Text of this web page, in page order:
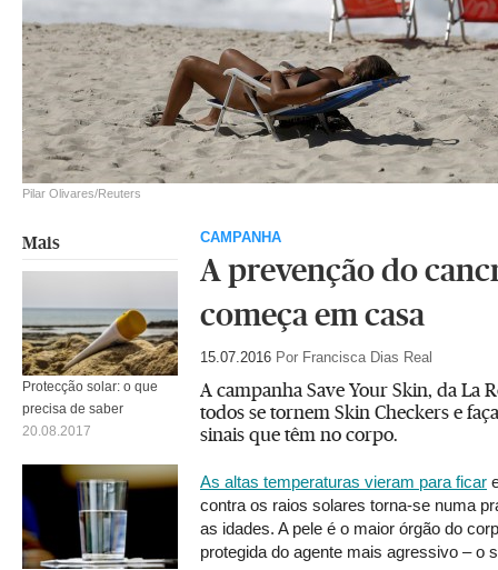
Pilar Olivares/Reuters
CAMPANHA
A prevenção do
começa em casa
15.07.2016 Por Francisca Dias Real
A campanha Save Your Skin, da La
todos se tornem Skin Checkers e
sinais que têm no corpo.
As altas temperaturas vieram para ficar
contra os raios solares torna-se numa
as idades. A pele é o maior órgão do
protegida do agente mais agressivo – o
Mais
Protecção solar: o que
precisa de saber
20.08.2017